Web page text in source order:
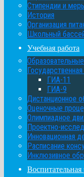
Стипендии и
История
Организация
Школьный
Учебная работа
ГИА-11
ГИА-9
Дистанционное
Оценочные
Олимпиадное
Проектно-
Инновационная
Расписание
Инклюзивное
Воспитательная